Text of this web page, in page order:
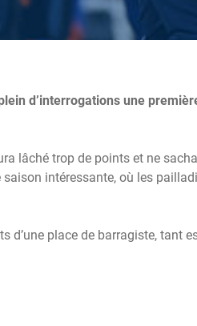
d’interrogations une
lâché trop de points et ne
intéressante, où les
place de barragiste, tant